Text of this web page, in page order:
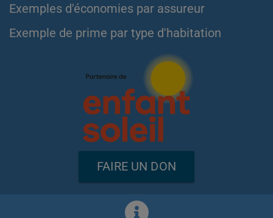
Exemples d'économies par assureur
Exemple de prime par type d'habitation
FAIRE UN DON